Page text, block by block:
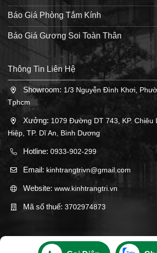
Báo Giá Phòng Tắm Kính
Báo Giá Gương Soi Toàn Thân
Thông Tin Liên Hệ
Showroom: 1/3 Nguyễn Đình Khơi,
Tphcm
Xưởng: 1079 Đường DT 743, KP. Chiêu
Hiệp, TP. Dĩ An, Bình Dương
Hotline: 0933-902-299
Email: kinhtrangtrivn@gmail.com
Website: www.kinhtrangtri.vn
Mã số thuế: 3702974873